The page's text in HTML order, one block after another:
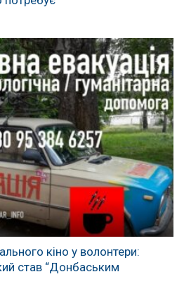
кіно у волонтери:
став “Донбаським